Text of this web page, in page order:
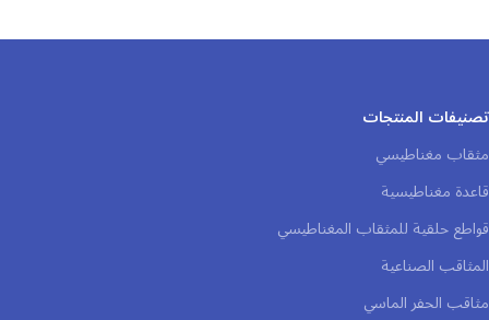
تصنيفات المنتجات
مثقاب مغناطيسي
قاعدة مغناطيسية
قواطع حلقية للمثقاب المغناطيسي
المثاقب الصناعية
مثاقب الحفر الماسي